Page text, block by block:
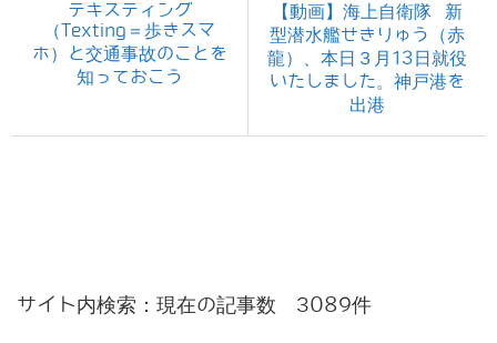
テキスティング
（Texting＝歩きスマ
ホ）と交通事故のことを
知っておこう
【動画】海上自衛隊 新
型潜水艦せきりゅう（赤
龍）、本日３月13日就役
いたしました。神戸港を
出港
サイト内検索：現在の記事数 3089件